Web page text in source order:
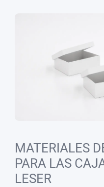
MATERIALES
PARA LAS
LESER